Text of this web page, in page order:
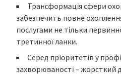
Трансформація сфери
забезпечить повне
послугами не тільки
третинної ланки.
Серед пріоритетів у
захворюваності – жорсткий